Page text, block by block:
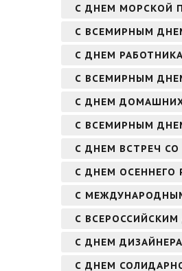
С ДНЕМ МОРСКОЙ
С ВСЕМИРНЫМ
С ДНЕМ
С ВСЕМИРНЫМ
С ДНЕМ
С ВСЕМИРНЫМ
С ДНЕМ ВСТРЕЧ
С ДНЕМ ОСЕННЕГО
С
С
С ДНЕМ
С ДНЕМ